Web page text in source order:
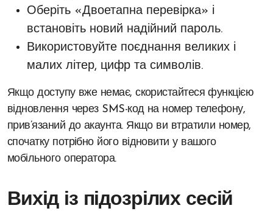
Оберіть «Двоетапна перевірка» і
встановіть новий надійний пароль.
Використовуйте поєднання великих і
малих літер, цифр та символів.
Якщо доступу вже немає, скористайтеся функцією
відновлення через SMS-код на номер телефону,
прив’язаний до акаунта. Якщо ви втратили номер,
спочатку потрібно його відновити у вашого
мобільного оператора.
Вихід із підозрілих сесій